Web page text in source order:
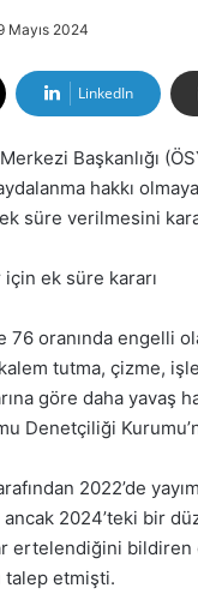
Mayıs 2024
LinkedIn
Başkanlığı
hakkı
süre verilmesini
ek süre kararı
76 oranında engelli
tutma, çizme,
göre daha yavaş
Denetçiliği
2022’de
ancak 2024’teki bir
ertelendiğini
talep etmişti.